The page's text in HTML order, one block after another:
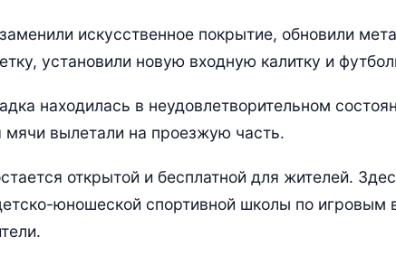
искусственное покрытие, обновили
установили новую входную калитку и
находилась в неудовлетворительном
мячи вылетали на проезжую часть.
открытой и бесплатной для жителей.
юношеской спортивной школы по игровым